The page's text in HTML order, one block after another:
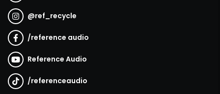
@ref_recycle
/reference audio
Reference Audio
/referenceaudio